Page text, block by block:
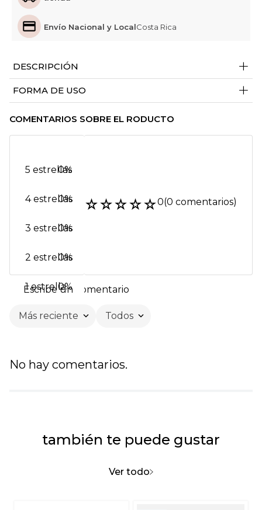
Envío Nacional y LocalCosta Rica
DESCRIPCIÓN +
FORMA DE USO +
COMENTARIOS SOBRE EL RODUCTO
☆☆☆☆☆0(0 comentarios)
5 estrellas
0%
4 estrellas
0%
3 estrellas
0%
2 estrellas
0%
1 estrella0%
Escribe un comentario
Tu nombre
Más reciente Todos
No hay comentarios.
también te puede gustar
Ver todo